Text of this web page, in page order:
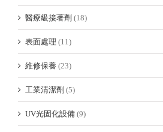
醫療級接著劑 (18)
表面處理 (11)
維修保養 (23)
工業清潔劑 (5)
UV光固化設備 (9)